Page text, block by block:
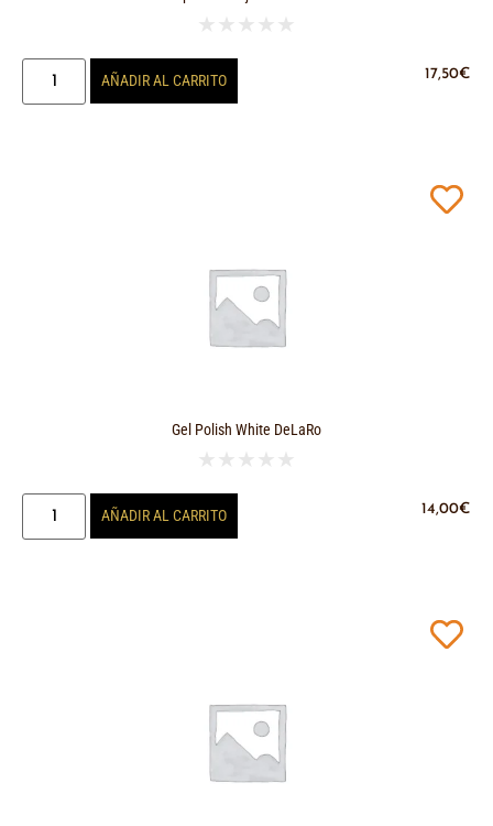
★ ★ ★ ★ ★
17,50€
AÑADIR AL CARRITO
Gel Polish White DeLaRo
★ ★ ★ ★ ★
14,00€
AÑADIR AL CARRITO